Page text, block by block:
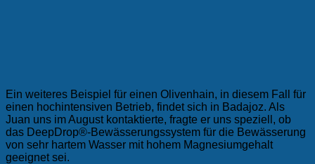
Ein weiteres Beispiel für einen Olivenhain, in diesem Fall für
einen hochintensiven Betrieb, findet sich in Badajoz. Als
Juan uns im August kontaktierte, fragte er uns speziell, ob
das DeepDrop®-Bewässerungssystem für die Bewässerung
von sehr hartem Wasser mit hohem Magnesiumgehalt
geeignet sei.